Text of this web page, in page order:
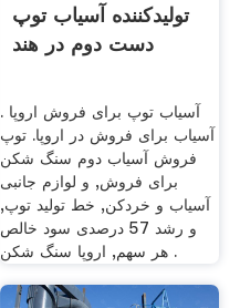
تولیدکننده آسیاب توپ
دست دوم در هند
آسیاب توپ برای فروش اروپا .
آسیاب برای فروش در اروپا. توپ
فروش آسیاب دوم سنگ شکن
برای فروش, و لوازم جانبی
آسیاب و خردکن, خط تولید توپ,
و رشد 57 درصدی سود خالص
هر سهم, اروپا سنگ شکن .